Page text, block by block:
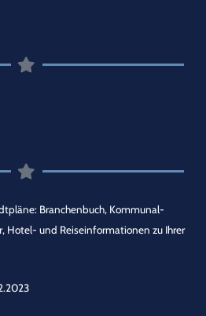
Branchenbuch, Kommunal-
Hotel- und Reiseinformationen zu Ihrer